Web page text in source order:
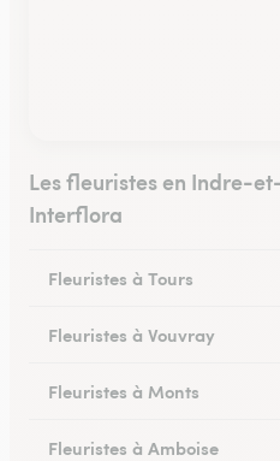
Les fleuristes en Indre-
Interflora
Fleuristes à Tours
Fleuristes à Vouvray
Fleuristes à Monts
Fleuristes à Amboise